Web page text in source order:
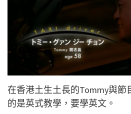
在香港土生土長的Tommy與節
的是英式教學，要學英文。